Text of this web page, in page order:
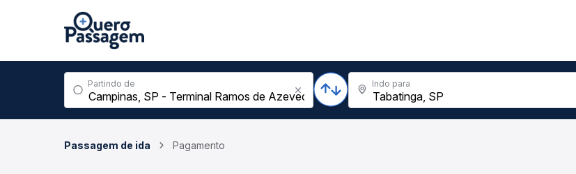
Partindo de Indo para
Passagem de ida Pagamento